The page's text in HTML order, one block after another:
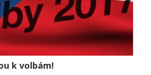
Pojď se mnou k volbám!
k volbám!